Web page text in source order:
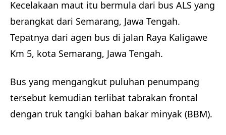
Kecelakaan maut itu bermula dari bus ALS yang
berangkat dari Semarang, Jawa Tengah.
Tepatnya dari agen bus di jalan Raya Kaligawe
Km 5, kota Semarang, Jawa Tengah.
Bus yang mengangkut puluhan penumpang
tersebut kemudian terlibat tabrakan frontal
dengan truk tangki bahan bakar minyak (BBM).